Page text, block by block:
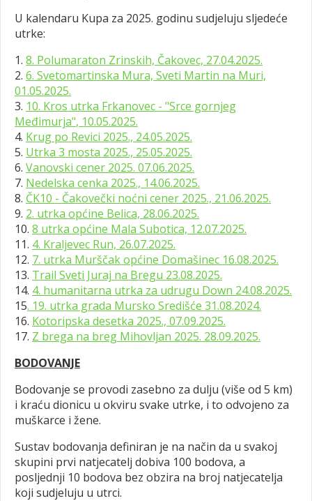
U kalendaru Kupa za 2025. godinu sudjeluju sljedeće
utrke:
1. 8. Polumaraton Zrinskih, Čakovec, 27.04.2025.
2. 6. Svetomartinska Mura, Sveti Martin na Muri,
01.05.2025.
3. 10. Kros utrka Frkanovec - "Srce gornjeg
Međimurja", 10.05.2025.
4. Krug po Revici 2025., 24.05.2025.
5. Utrka 3 mosta 2025., 25.05.2025.
6. Vanovski cener 2025. 07.06.2025.
7. Nedelska cenka 2025., 14.06.2025.
8. ČK10 - Čakovečki noćni cener 2025., 21.06.2025.
9. 2. utrka općine Belica, 28.06.2025.
10. 8 utrka općine Mala Subotica, 12.07.2025.
11. 4. Kraljevec Run, 26.07.2025.
12. 7. utrka Murščak općine Domašinec 16.08.2025.
13. Trail Sveti Juraj na Bregu 23.08.2025.
14. 4. humanitarna utrka za udrugu Down 24.08.2025.
15. 19. utrka grada Mursko Središće 31.08.2024.
16. Kotoripska desetka 2025., 07.09.2025.
17. Z brega na breg Mihovljan 2025. 28.09.2025.
BODOVANJE
Bodovanje se provodi zasebno za dulju (više od 5 km)
i kraću dionicu u okviru svake utrke, i to odvojeno za
muškarce i žene.
Sustav bodovanja definiran je na način da u svakoj
skupini prvi natjecatelj dobiva 100 bodova, a
posljednji 10 bodova bez obzira na broj natjecatelja
koji sudjeluju u utrci.